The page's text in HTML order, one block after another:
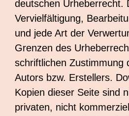
deutschen Urheberrecht.
Vervielfältigung,
und jede Art der
Grenzen des
schriftlichen Zustimmung
Autors bzw. Erstellers.
Kopien dieser Seite sind
privaten, nicht